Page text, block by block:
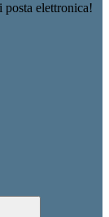
elettronica!